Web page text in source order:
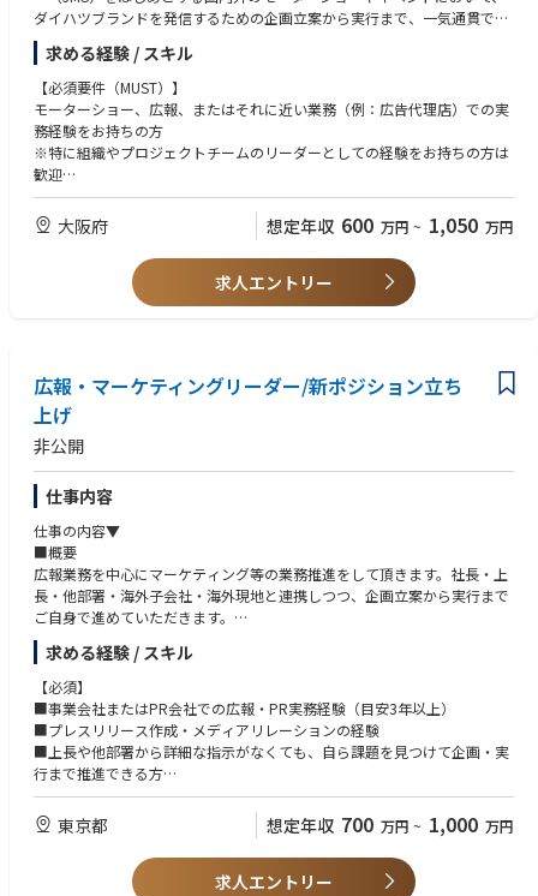
ダイハツブランドを発信するための企画立案から実行まで、一気通貫で携
わっていただきます。
■具体例な業務内容
・ジャパンモビリティショー（JMS）の企画運営
東京での本展示会（来場者約100万人規模）および地方展（札幌、名古
屋、大阪、福岡等）の企画・運営を担当します。
・東京オートサロン、大阪オートメッセの企画運営
イハツのカスタマイズ車を企画・展示します。
・福祉イベント（バリアフリー展、HCRなど）の企画運営
東京や大阪等で開催される福祉関連イベントへの出展を担当します。
・海外モーターショー（於インドネシア）の企画運営
現地法人と連携し、日本で展示したショーカーを現地に輸送・展示しま
ます。
・社内イベントへの展示対応
社内の各種イベントにおける車両展示の立ち会いや運営を担当します。
入社初期は、製作会社との車の製作進捗確認、輸送会社とのショーに向け
ての搬入搬出、展示会場の設営などの実務からスタートし、徐々に上流工
程にも携わっていただきます。
【配属組織について】
当室は、モーターショーを通じてファンを作り、ダイハツのブランドをメ
ッセージ発信していく役割を担っております。ダイハツらしいイベント企
画を運営することで、ブランド力向上とステークホルダーへの共感拡大を
実現するミッションを持っております。モーターショーグループは、１０
名前後の組織体制で記載業務を推進しています。
【働き方】
・勤務形態：基本的に出社を主としております。クリエーション/現地現物
に伴う業務が多いため、対面でのコミュニケーションを重視しております
が、必要に応じてテレワークも可能です。
・出張：関係会社/協力会社との調整などで出張が発生することがありま
す。
・イベント対応：モーターショーやイベント開催時（3～4日間）は、東京
などの開催地に泊まり込みで立ち会い・運営を行います。
・休日対応：イベント開催時には土日対応が発生することがあります。
求める経験 / スキル
【必須要件（MUST）】
モーターショー、広報、またはそれに近い業務（例：広告代理店）での実
務経験をお持ちの方
※特に組織やプロジェクトチームのリーダーとしての経験をお持ちの方は
歓迎
【歓迎要件（WANT）】
・イベント企画・運営経験
・自動車業界での業務経験（自動車メーカー、部品メーカー、関連企業な
・英語力（海外イベントへの対応があるため）
大阪府 想定年収 600 万円 ~ 1,050 万円
求人エントリー
広報・マーケティングリーダー/新ポジション立ち
上げ
非公開
仕事内容
仕事の内容▼
■概要
広報業務を中心にマーケティング等の業務推進をして頂きます。社長・上
長・他部署・海外子会社・海外現地と連携しつつ、企画立案から実行まで
ご自身で進めていただきます。
【詳細】
■プレスリリースの企画・作成・配信
■経営陣と連携した情報発信戦略立案
■メディア対応（各種メディア窓口対応、取材対応、記者との関係構築）
■自社取材対応（取材先同行、訪問）
■自社メディア・SNS（コーポレートサイト、Instagram）の企画・運用
■プロモーション関連（イベント・展示会等の企画運営サポート）
■CV数等の各種情報管理
■社内広報（社内報、全社会議の企画運営など）
求める経験 / スキル
【必須】
■事業会社またはPR会社での広報・PR実務経験（目安3年以上）
■プレスリリース作成・メディアリレーションの経験
■上長や他部署から詳細な指示がなくても、自ら課題を見つけて企画・実
行まで推進できる方
■詳細
■社内外の関係者と円滑にコミュニケーションを取れる方
※現時点で経験年数の下限は目安です。実務経験があり、一人で広報機能
を回している方を想定しております。
東京都 想定年収 700 万円 ~ 1,000 万円
求人エントリー